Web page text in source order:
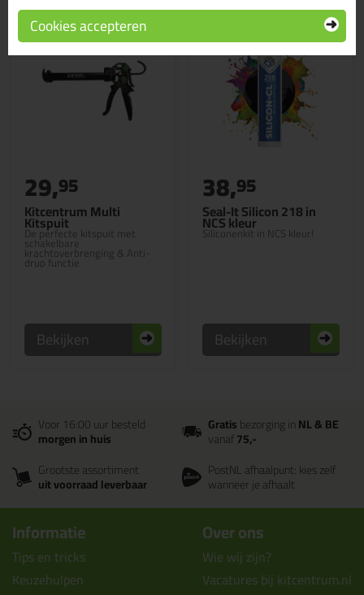
Kitcentrum Multi
Kitspuit
De perfecte kitspuit met
schakelbare
krachtoverbrenging & Anti-
drup functie
29,95
Bekijken
Seal-It Silicon 218 in
NCS kleur
Siliconenkit in NCS kleur!
38,95
Bekijken
Voor 16:00 uur besteld
morgen in huis
Gratisbezorging inNL & BE
vanaf75,-
Grootste assortiment
uit voorraad leverbaar
PostNL afhaalpunt: kies zelf
wanneer je afhaalt
Informatie
Tips en tricks
Keuzehulpen
Over ons
Wie wij zijn?
Vacatures bij kitcentrum.nl
Cookies accepteren